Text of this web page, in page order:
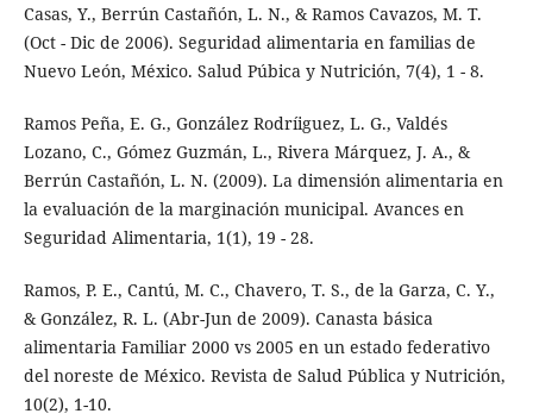
Casas, Y., Berrún Castañón, L. N., & Ramos Cavazos, M. T.
(Oct - Dic de 2006). Seguridad alimentaria en familias de
Nuevo León, México. Salud Púbica y Nutrición, 7(4), 1 - 8.
Ramos Peña, E. G., González Rodríiguez, L. G., Valdés
Lozano, C., Gómez Guzmán, L., Rivera Márquez, J. A., &
Berrún Castañón, L. N. (2009). La dimensión alimentaria en
la evaluación de la marginación municipal. Avances en
Seguridad Alimentaria, 1(1), 19 - 28.
Ramos, P. E., Cantú, M. C., Chavero, T. S., de la Garza, C. Y.,
& González, R. L. (Abr-Jun de 2009). Canasta básica
alimentaria Familiar 2000 vs 2005 en un estado federativo
del noreste de México. Revista de Salud Pública y Nutrición,
10(2), 1-10.